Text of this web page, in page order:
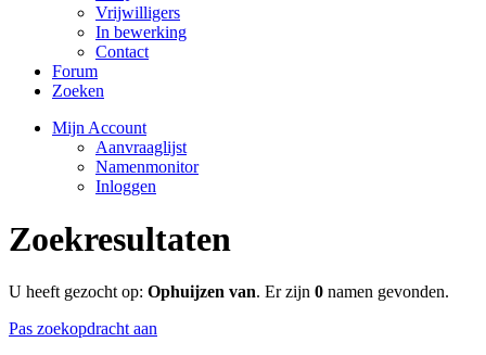
Vrijwilligers
In bewerking
Contact
Forum
Zoeken
Mijn Account
Aanvraaglijst
Namenmonitor
Inloggen
Zoekresultaten
U heeft gezocht op: Ophuijzen van. Er zijn 0 namen gevonden.
Pas zoekopdracht aan